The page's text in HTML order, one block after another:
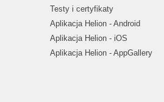
Testy i certyfikaty
Aplikacja Helion - Android
Aplikacja Helion - iOS
Aplikacja Helion - AppGallery